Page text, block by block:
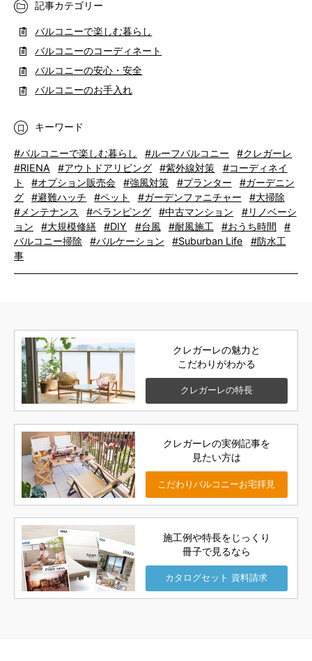
記事カテゴリー
バルコニーで楽しむ暮らし
バルコニーのコーディネート
バルコニーの安心・安全
バルコニーのお手入れ
キーワード
#バルコニーで楽しむ暮らし #ルーフバルコニー
#クレガーレ
#RIENA
#アウトドアリビング #紫外線対策
#コーディネイ
ト
#オプション販売会 #強風対策 #プランター
#ガーデニン
グ
#避難ハッチ #ペット #ガーデンファニチャー
#大掃除
#メンテナンス
#ベランピング #中古マンション
#リノベーシ
ョン
#大規模修繕 #DIY #台風 #耐風施工 #おうち時間
#
バルコニー掃除
#バルケーション #Suburban Life
#防水工
事
クレガーレの魅力と
こだわりがわかる
クレガーレの特長
クレガーレの実例記事を
見たい方は
こだわりバルコニーお宅拝見
施工例や特長をじっくり
冊子で見るなら
カタログセット 資料請求